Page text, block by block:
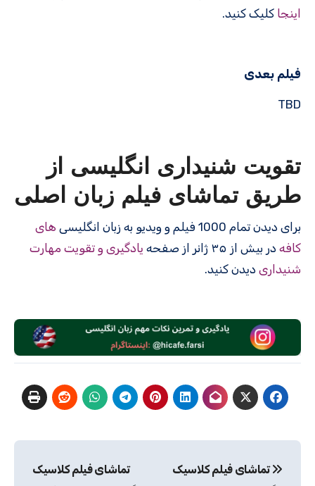
اینجا کلیک کنید.
فیلم بعدی
TBD
تقویت شنیداری انگلیسی از
طریق تماشای فیلم زبان اصلی
برای دیدن تمام 1000 فیلم و ویدیو به زبان انگلیسی
های
کافه در بیش از ۳۵ ژانر از صفحه
یادگیری و تقویت مهارت
شنیداری دیدن کنید.
تماشای فیلم کلاسیک
تماشای فیلم کلاسیک